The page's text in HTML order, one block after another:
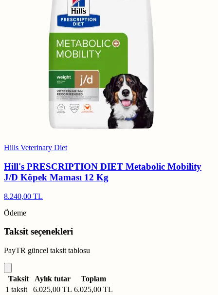
Hills Veterinary Diet
Hill's PRESCRIPTION DIET Metabolic Mobility
J/D Köpek Maması 12 Kg
8.240,00 TL
Ödeme
Taksit seçenekleri
PayTR güncel taksit tablosu
Taksit Aylık tutar
Toplam
1 taksit
6.025,00 TL 6.025,00 TL